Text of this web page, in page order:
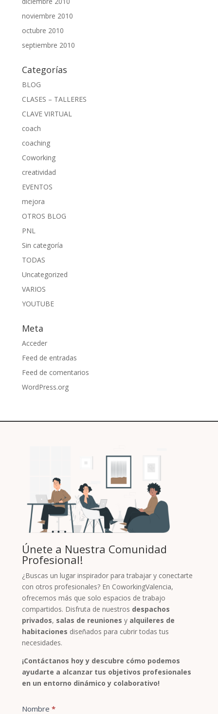
noviembre 2010
octubre 2010
septiembre 2010
Categorías
BLOG
CLASES – TALLERES
CLAVE VIRTUAL
coach
coaching
Coworking
creatividad
EVENTOS
mejora
OTROS BLOG
PNL
Sin categoría
TODAS
Uncategorized
VARIOS
YOUTUBE
Meta
Acceder
Feed de entradas
Feed de comentarios
WordPress.org
Únete a Nuestra Comunidad
Profesional!
¿Buscas un lugar inspirador para trabajar y conectarte
con otros profesionales? En CoworkingValencia,
ofrecemos más que solo espacios de trabajo
compartidos. Disfruta de nuestros despachos
privados, salas de reuniones y alquileres de
habitaciones diseñados para cubrir todas tus
necesidades.
¡Contáctanos hoy y descubre cómo podemos
ayudarte a alcanzar tus objetivos profesionales
en un entorno dinámico y colaborativo!
Contact
Nombre *
Si